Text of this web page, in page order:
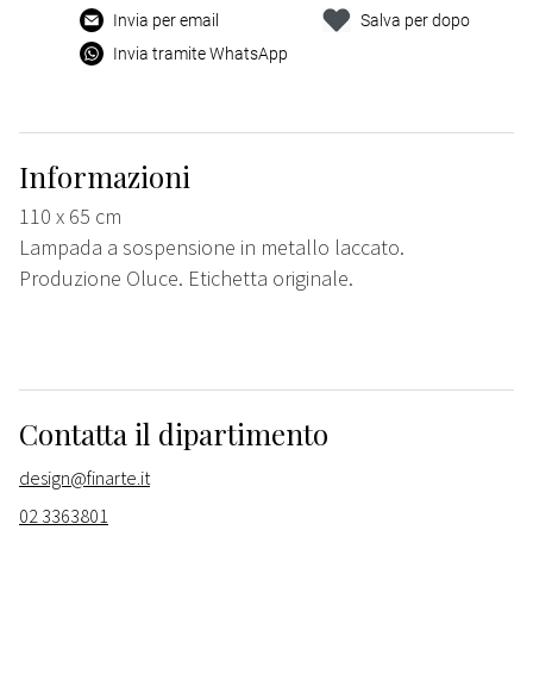
Invia per email
Invia tramite WhatsApp
Salva per dopo
Informazioni
110 x 65 cm
Lampada a sospensione in metallo laccato.
Produzione Oluce. Etichetta originale.
Contatta il dipartimento
design@finarte.it
02 3363801